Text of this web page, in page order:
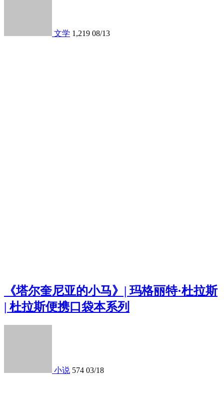
文学 1,219 08/13
《塔尔奎尼亚的小马》| 玛格丽特·杜拉斯
| 杜拉斯便携口袋本系列
小说 574 03/18